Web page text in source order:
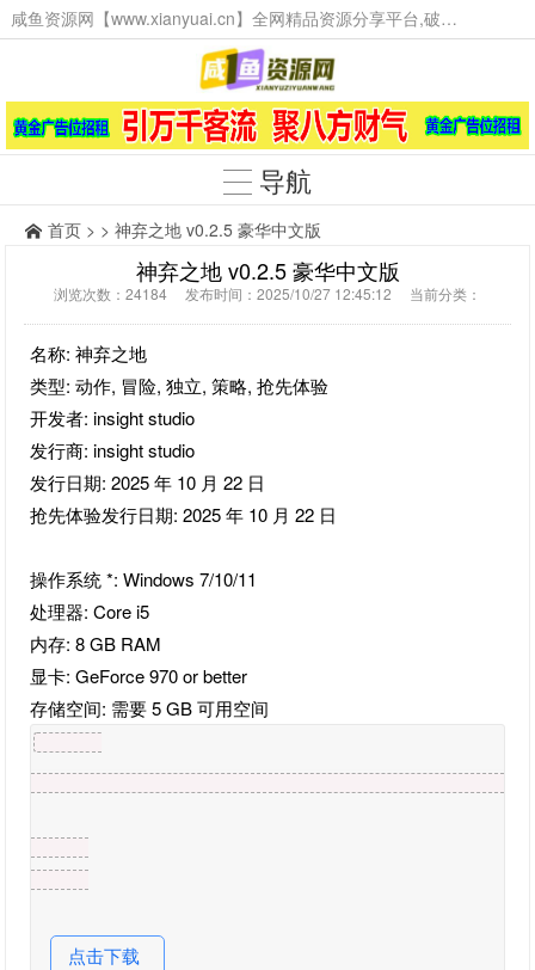
咸鱼资源网【www.xianyuai.cn】全网精品资源分享平台,破解软件,技术源码,火爆项目,工具辅助,这里无所不有。
导航
首页 > > 神弃之地 v0.2.5 豪华中文版
神弃之地 v0.2.5 豪华中文版
浏览次数：24184 发布时间：2025/10/27 12:45:12 当前分类：
名称: 神弃之地
类型: 动作, 冒险, 独立, 策略, 抢先体验
开发者: insight studio
发行商: insight studio
发行日期: 2025 年 10 月 22 日
抢先体验发行日期: 2025 年 10 月 22 日
操作系统 *: Windows 7/10/11
处理器: Core i5
内存: 8 GB RAM
显卡: GeForce 970 or better
存储空间: 需要 5 GB 可用空间
点击下载